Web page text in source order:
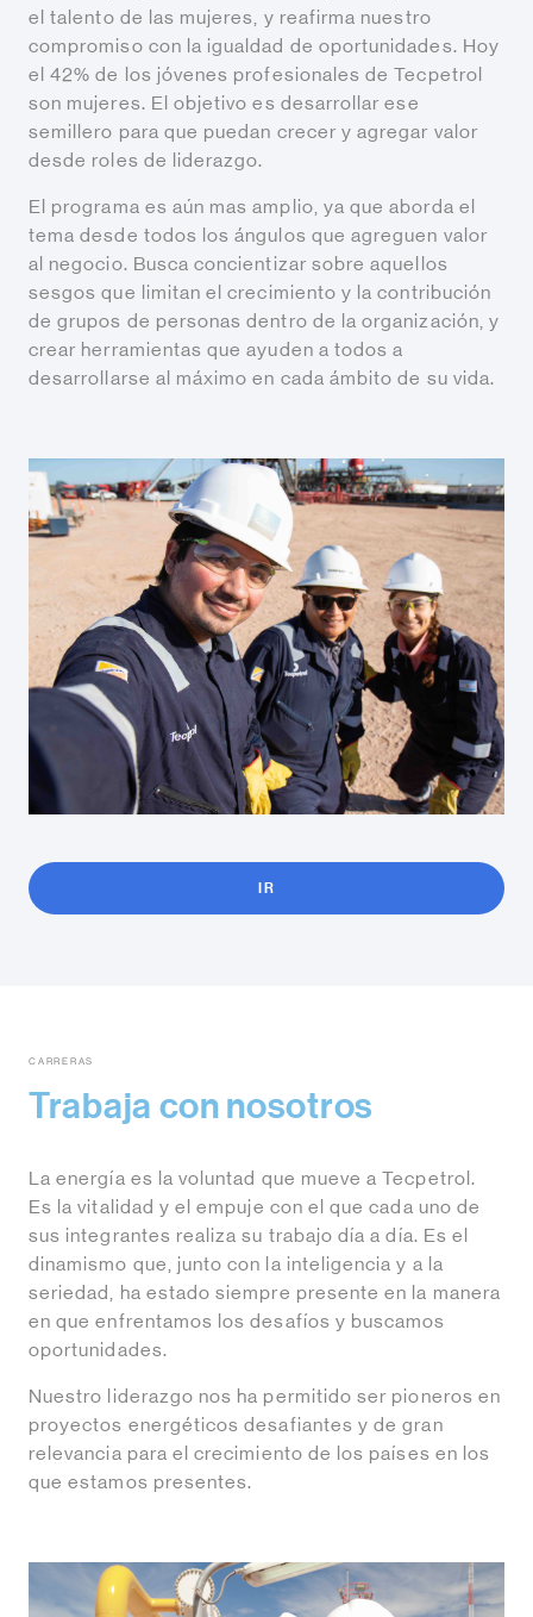
el talento de las mujeres, y reafirma nuestro
compromiso con la igualdad de oportunidades. Hoy
el 42% de los jóvenes profesionales de Tecpetrol
son mujeres. El objetivo es desarrollar ese
semillero para que puedan crecer y agregar valor
desde roles de liderazgo.
El programa es aún mas amplio, ya que aborda el
tema desde todos los ángulos que agreguen valor
al negocio. Busca concientizar sobre aquellos
sesgos que limitan el crecimiento y la contribución
de grupos de personas dentro de la organización, y
crear herramientas que ayuden a todos a
desarrollarse al máximo en cada ámbito de su vida.
IR
CARRERAS
Trabaja con nosotros
La energía es la voluntad que mueve a Tecpetrol.
Es la vitalidad y el empuje con el que cada uno de
sus integrantes realiza su trabajo día a día. Es el
dinamismo que, junto con la inteligencia y a la
seriedad, ha estado siempre presente en la manera
en que enfrentamos los desafíos y buscamos
oportunidades.
Nuestro liderazgo nos ha permitido ser pioneros en
proyectos energéticos desafiantes y de gran
relevancia para el crecimiento de los países en los
que estamos presentes.